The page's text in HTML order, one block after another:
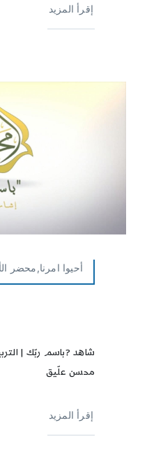
إقرأ المزيد
أحيوا امرنا,محضر
شاهد ?باسم ربّك |
محسن علّيق
إقرأ المزيد